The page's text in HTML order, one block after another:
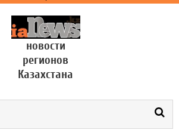
новости
регионов
Казахстана